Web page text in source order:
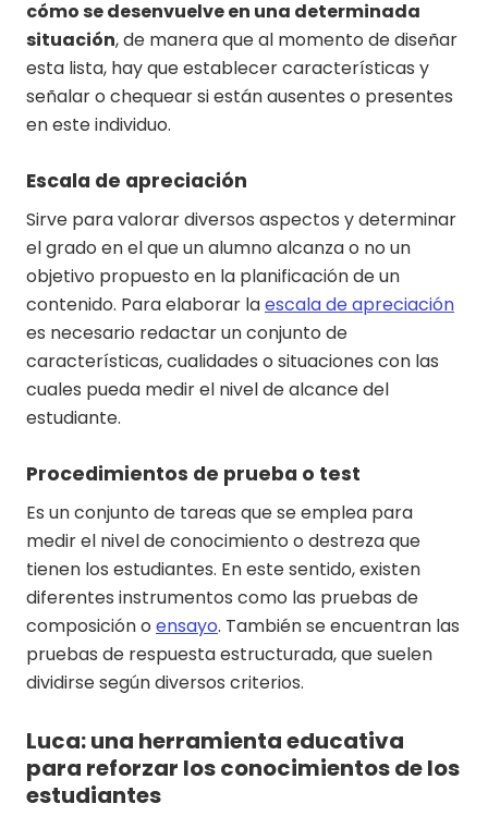
cómo se desenvuelve en una determinada
situación, de manera que al momento de diseñar
esta lista, hay que establecer características y
señalar o chequear si están ausentes o presentes
en este individuo.
Escala de apreciación
Sirve para valorar diversos aspectos y determinar
el grado en el que un alumno alcanza o no un
objetivo propuesto en la planificación de un
contenido. Para elaborar laescala de apreciación
es necesario redactar un conjunto de
características, cualidades o situaciones con las
cuales pueda medir el nivel de alcance del
estudiante.
Procedimientos de prueba o test
Es un conjunto de tareas que se emplea para
medir el nivel de conocimiento o destreza que
tienen los estudiantes. En este sentido, existen
diferentes instrumentos como las pruebas de
composición o ensayo. También se encuentran las
pruebas de respuesta estructurada, que suelen
dividirse según diversos criterios.
Luca: una herramienta educativa
para reforzar los conocimientos de los
estudiantes